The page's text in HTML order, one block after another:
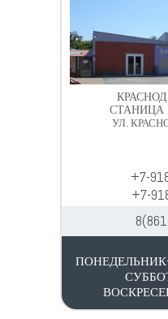
СТАНИЦА
УЛ.
+7-
+7-
ПОНЕДЕЛЬНИК-